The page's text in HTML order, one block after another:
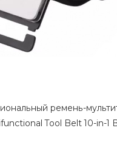
ремень-
Tool Belt 10-in-1